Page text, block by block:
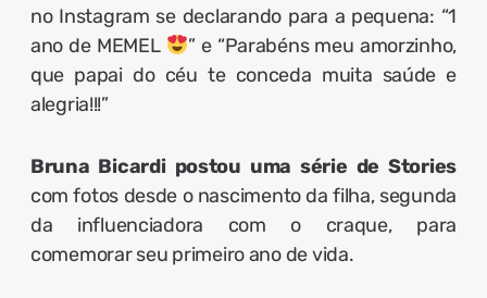
no Instagram se declarando para a pequena: “1
ano de MEMEL
” e “Parabéns meu amorzinho,
que papai do céu te conceda muita saúde e
alegria!!!”
Bruna Bicardi postou uma série de Stories
com fotos desde o nascimento da filha, segunda
da influenciadora com o craque, para
comemorar seu primeiro ano de vida.